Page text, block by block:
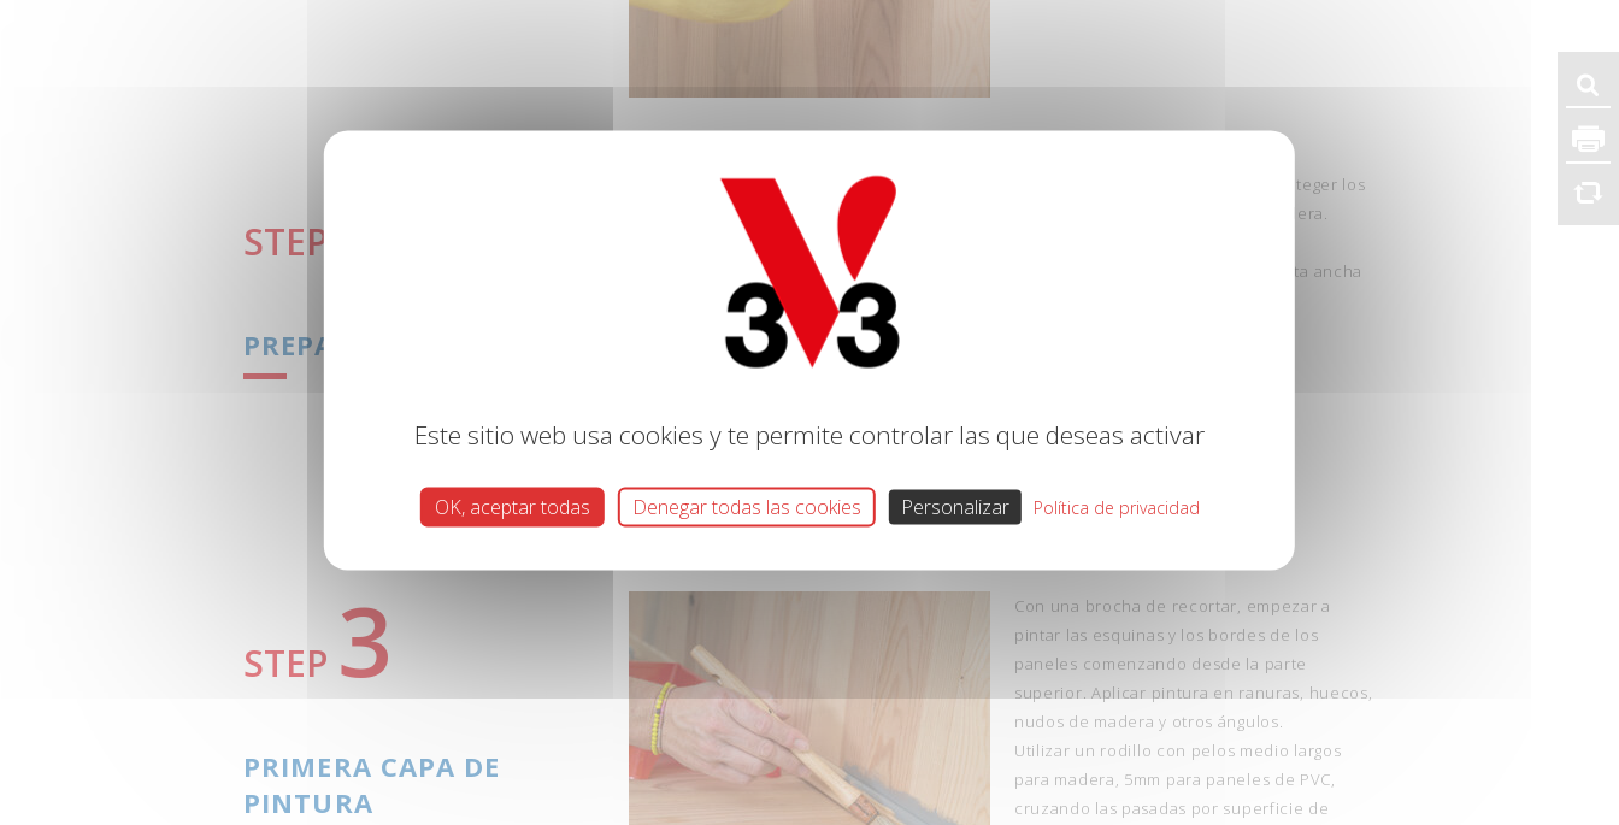
STEP
PREPARACIÓN
Utilizar cinta de carrocero para proteger los
alrededores de los paneles de madera.
Mezclar la pintura V33 con una varita ancha
STEP 3
PRIMERA CAPA DE
PINTURA
Con una brocha de recortar, empezar a
pintar las esquinas y los bordes de los
paneles comenzando desde la parte
superior. Aplicar pintura en ranuras, huecos,
nudos de madera y otros ángulos.
Utilizar un rodillo con pelos medio largos
para madera, 5mm para paneles de PVC,
cruzando las pasadas por superficie de
Este sitio web usa cookies y te permite controlar las que deseas activar
OK, aceptar todas Denegar todas las cookies Personalizar Política de privacidad